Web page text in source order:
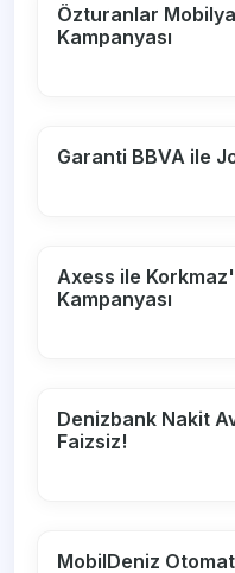
Özturanlar
Kampanyası
Garanti BBVA ile
Axess ile
Kampanyası
Denizbank Nakit
Faizsiz!
MobilDeniz